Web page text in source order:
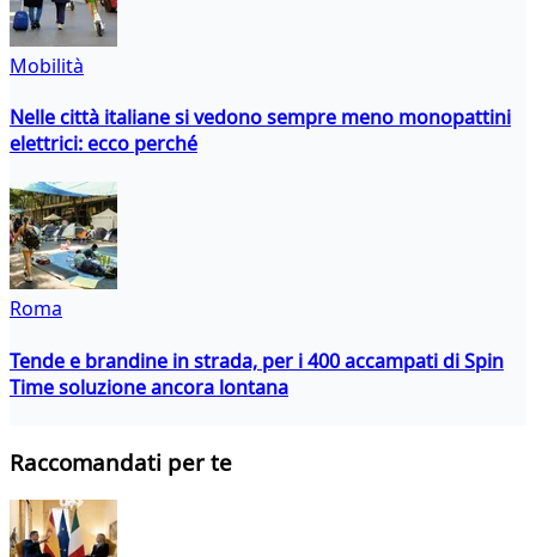
Mobilità
Nelle città italiane si vedono sempre meno monopattini
elettrici: ecco perché
Roma
Tende e brandine in strada, per i 400 accampati di Spin
Time soluzione ancora lontana
Raccomandati per te